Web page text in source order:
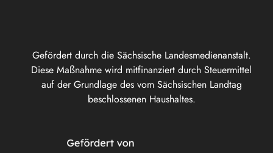
Gefördert durch die Sächsische Landesmedienanstalt.
Diese Maßnahme wird mitfinanziert durch Steuermittel
auf der Grundlage des vom Sächsischen Landtag
beschlossenen Haushaltes.